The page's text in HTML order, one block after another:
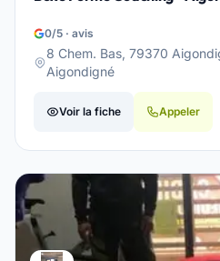
0/5 · avis
8 Chem. Bas, 79370
Aigondigné
Voir la fiche Appeler